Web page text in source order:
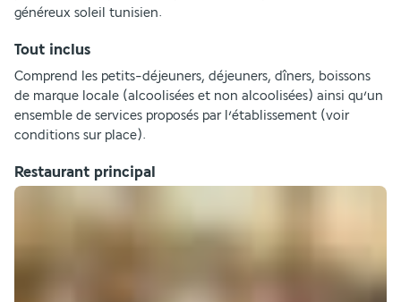
généreux soleil tunisien.
Tout inclus
Comprend les petits-déjeuners, déjeuners, dîners, boissons
de marque locale (alcoolisées et non alcoolisées) ainsi qu’un
ensemble de services proposés par l’établissement (voir
conditions sur place).
Restaurant principal